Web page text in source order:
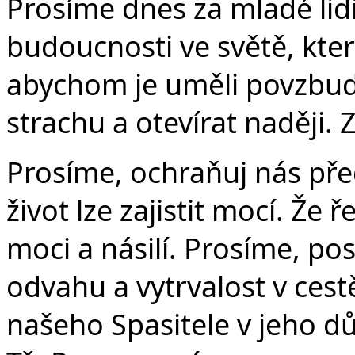
Prosíme dnes za mladé
budoucnosti ve světě,
abychom je uměli
strachu a otevírat naději.
Prosíme, ochraňuj nás
život lze zajistit mocí. Že
moci a násilí. Prosíme,
odvahu a vytrvalost v
našeho Spasitele v jeho